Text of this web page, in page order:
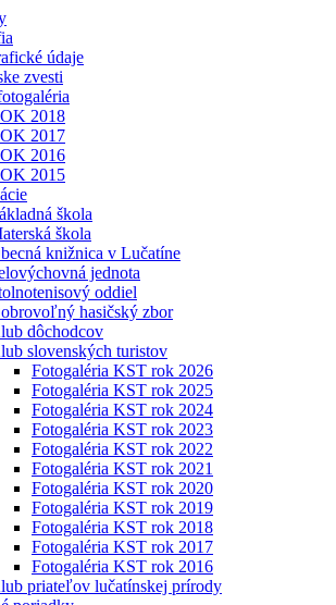
údaje
zvesti
2018
2017
2016
2015
škola
škola
knižnica v Lučatíne
jednota
oddiel
hasičský zbor
dôchodcov
slovenských turistov
Fotogaléria KST rok 2026
Fotogaléria KST rok 2025
Fotogaléria KST rok 2024
Fotogaléria KST rok 2023
Fotogaléria KST rok 2022
Fotogaléria KST rok 2021
Fotogaléria KST rok 2020
Fotogaléria KST rok 2019
Fotogaléria KST rok 2018
Fotogaléria KST rok 2017
Fotogaléria KST rok 2016
priateľov lučatínskej prírody